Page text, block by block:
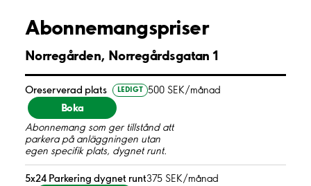
Abonnemangspriser
Norregården, Norregårdsgatan 1
Oreserverad plats LEDIGT 500 SEK/månad
Boka
Abonnemang som ger tillstånd att
parkera på anläggningen utan
egen specifik plats, dygnet runt.
5x24 Parkering dygnet runt375 SEK/månad